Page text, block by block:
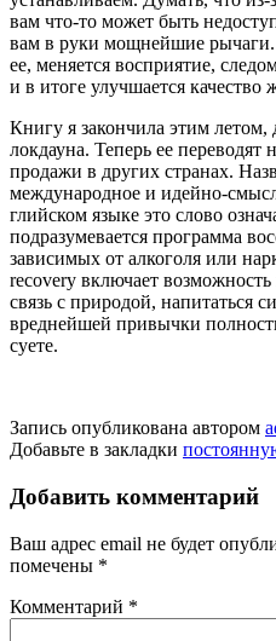
вам что-то может быть
вам в руки мощнейшие рычаги.
ее, меняется восприятие,
и в итоге улучша­ется качество
Книгу я закончила этим летом,
локдауна. Теперь ее переводят
продажи в других странах.
международное и идейно-
глийском языке это слово
подразумевается программа
зависимых от алкоголя или
recovery включает
связь с природой, напитаться
вреднейшей привычки
суете.
Запись опубликована автором
Добавьте в закладки
Добавить комментарий
Ваш адрес email не будет
помечены *
Комментарий *